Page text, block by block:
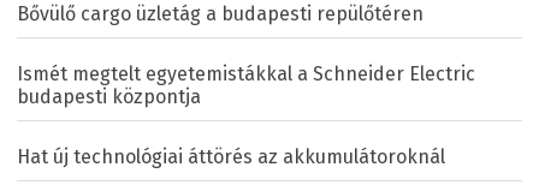
Bővülő cargo üzletág a budapesti repülőtéren
Ismét megtelt egyetemistákkal a Schneider Electric
budapesti központja
Hat új technológiai áttörés az akkumulátoroknál